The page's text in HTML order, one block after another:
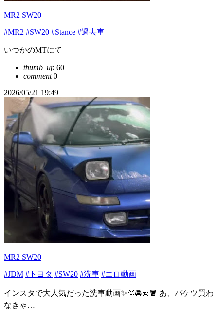
MR2 SW20
#MR2 #SW20 #Stance #過去車
いつかのMTにて
thumb_up 60
comment0
2026/05/21 19:49
MR2 SW20
#JDM #トヨタ #SW20 #洗車 #エロ動画
インスタで大人気だった洗車動画✨🫧🚘🧽🪣 あ、バケツ買わ
なきゃ…